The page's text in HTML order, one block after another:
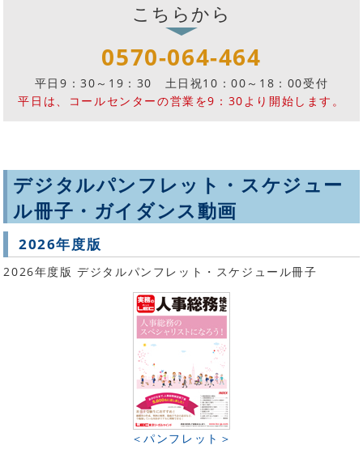
こちらから
0570-064-464
平日9：30～19：30
土日祝10：00～18：00受付
平日は、コールセンターの営業を9：30より開始します。
デジタルパンフレット・スケジュー
ル冊子・ガイダンス動画
2026年度版
2026年度版 デジタルパンフレット・スケジュール冊子
＜パンフレット＞